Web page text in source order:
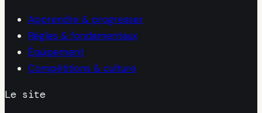
Apprendre & progresser
Règles & fondamentaux
Équipement
Compétitions & culture
Le site